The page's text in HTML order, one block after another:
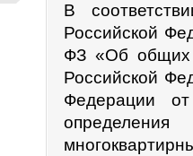
В
Российской
ФЗ «Об общих
Российской
Федерации